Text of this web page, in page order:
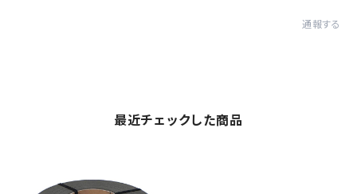
通報する
最近チェックした商品